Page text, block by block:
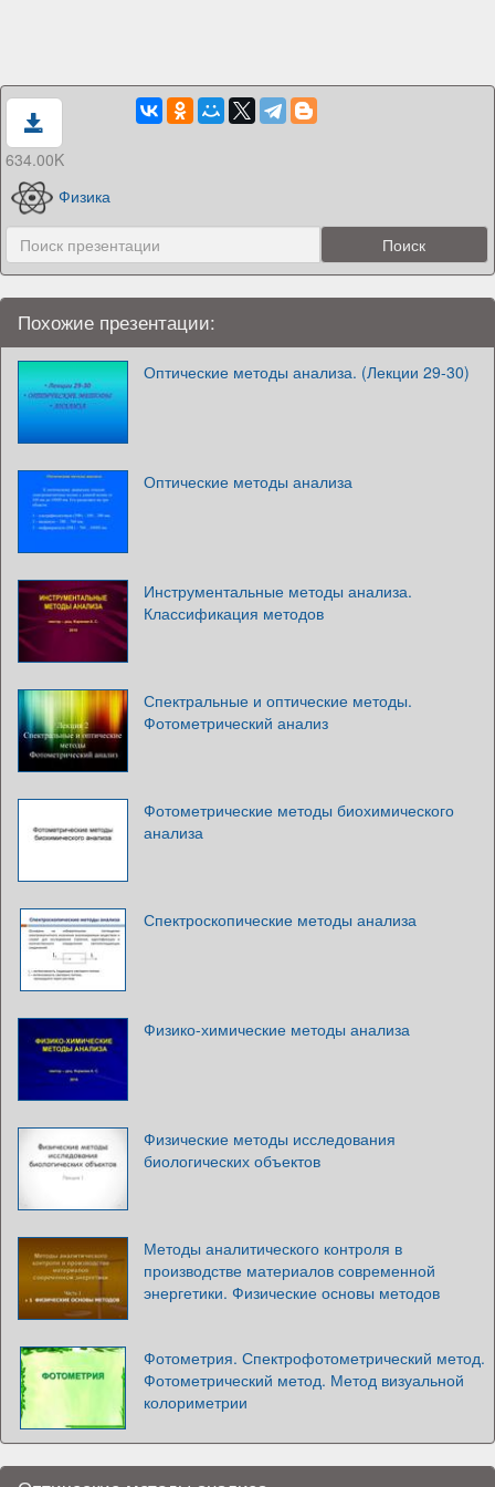
634.00K
Физика
Похожие презентации:
Оптические методы анализа. (Лекции 29-30)
Оптические методы анализа
Инструментальные методы анализа.
Классификация методов
Спектральные и оптические методы.
Фотометрический анализ
Фотометрические методы биохимического
анализа
Спектроскопические методы анализа
Физико-химические методы анализа
Физические методы исследования
биологических объектов
Методы аналитического контроля в
производстве материалов современной
энергетики. Физические основы методов
Фотометрия. Спектрофотометрический метод.
Фотометрический метод. Метод визуальной
колориметрии